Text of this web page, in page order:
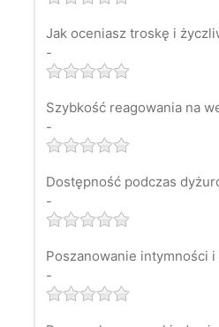
Jak oceniasz troskę i
-
Szybkość reagowania na
-
Dostępność podczas
-
Poszanowanie intymności
-